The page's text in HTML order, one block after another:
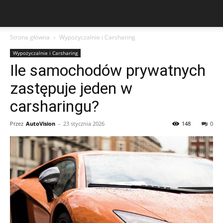
Strona główna Wypożyczalnie i Carsharing
Wypożyczalnie i Carsharing
Ile samochodów prywatnych
zastępuje jeden w
carsharingu?
Przez AutoVision - 23 stycznia 2026 0
148